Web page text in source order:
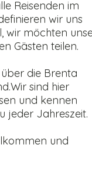
Reisenden im
wir uns
wir möchten
Gästen teilen.
die Brenta
sind hier
und kennen
jeder Jahreszeit.
und